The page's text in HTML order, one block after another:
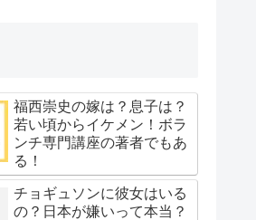
福西崇史の嫁は？息子は？
若い頃からイケメン！ボラ
ンチ専門講座の著者でもあ
る！
チョギュソンに彼女はいる
の？日本が嫌いって本当？